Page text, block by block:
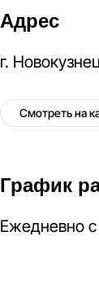
График
Ежедневно с
Адрес
Смотреть на
г.